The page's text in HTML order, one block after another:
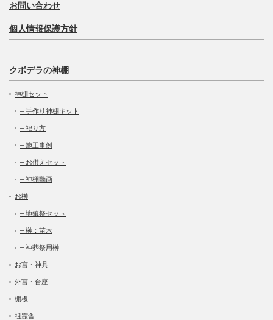
お問い合わせ
個人情報保護方針
クボデラの神棚
神棚セット
– 手作り神棚キット
– 祀り方
– 施工事例
– お供えセット
– 神棚動画
お榊
– 地鎮祭セット
– 榊：苗木
– 神葬祭用榊
お宮・神具
外宮・台座
棚板
祖霊舎